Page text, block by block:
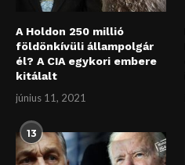
A Holdon 250 millió
földönkívüli állampolgár
él? A CIA egykori embere
kitálalt
június 11, 2021
13